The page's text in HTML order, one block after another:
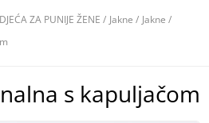
ZA PUNIJE ŽENE / Jakne / Jakne /
s kapuljačom